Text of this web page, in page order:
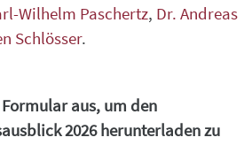
Wilhelm Paschertz, Dr. Andreas
Schlösser.
aus, um den
2026 herunterladen zu